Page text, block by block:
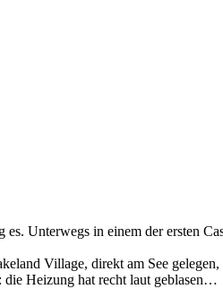
Unterwegs in einem der ersten
Village, direkt am See
die Heizung hat recht laut geblasen…